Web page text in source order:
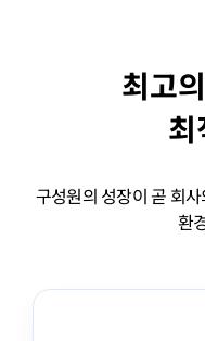
최고
구성원의 성장이 곧 회
환